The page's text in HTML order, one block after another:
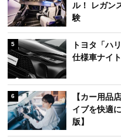
ル！ レガン
験
5
トヨタ「ハ
仕様車ナイ
6
【カー用品
イブを快適
版】